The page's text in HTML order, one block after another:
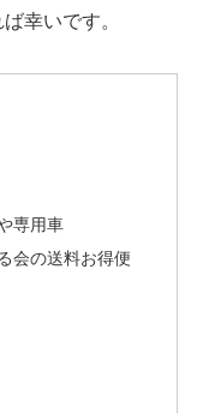
幸いです。
専用車
会の送料お得便